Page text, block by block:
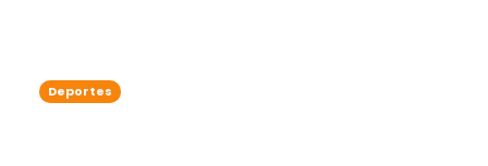
Deportes